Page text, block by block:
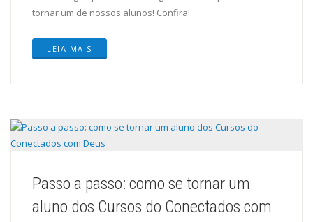
tornar um de nossos alunos! Confira!
LEIA MAIS
Passo a passo: como se tornar um
aluno dos Cursos do Conectados com